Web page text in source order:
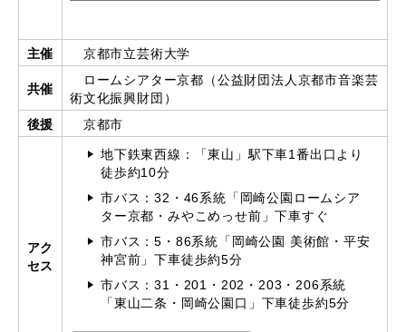
主催 京都市立芸術大学
共催
ロームシアター京都（公益財団法人京都市音楽芸
術文化振興財団）
後援
京都市
アク
セス
地下鉄東西線：「東山」駅下車1番出口より
徒歩約10分
市バス：32・46系統「岡崎公園ロームシア
ター京都・みやこめっせ前」下車すぐ
市バス：5・86系統「岡崎公園 美術館・平安
神宮前」下車徒歩約5分
市バス：31・201・202・203・206系統
「東山二条・岡崎公園口」下車徒歩約5分